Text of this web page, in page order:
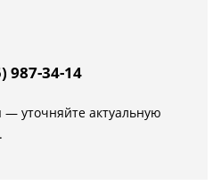
987-34-14
уточняйте актуальную